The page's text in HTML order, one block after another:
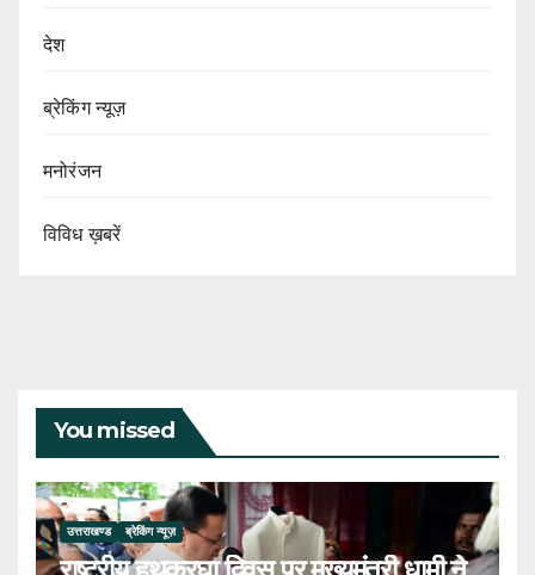
देश
ब्रेकिंग न्यूज़
मनोरंजन
विविध ख़बरें
You missed
उत्तराखण्ड ब्रेकिंग न्यूज़